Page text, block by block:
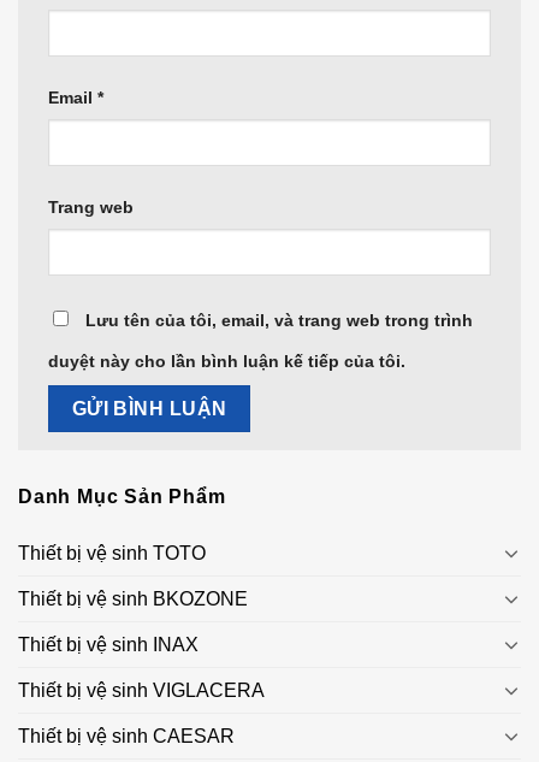
Danh Mục Sản Phẩm
Thiết bị vệ sinh TOTO
Thiết bị vệ sinh BKOZONE
Thiết bị vệ sinh INAX
Thiết bị vệ sinh VIGLACERA
Thiết bị vệ sinh CAESAR
Email *
Trang web
Lưu tên của tôi, email, và trang web trong trình
duyệt này cho lần bình luận kế tiếp của tôi.